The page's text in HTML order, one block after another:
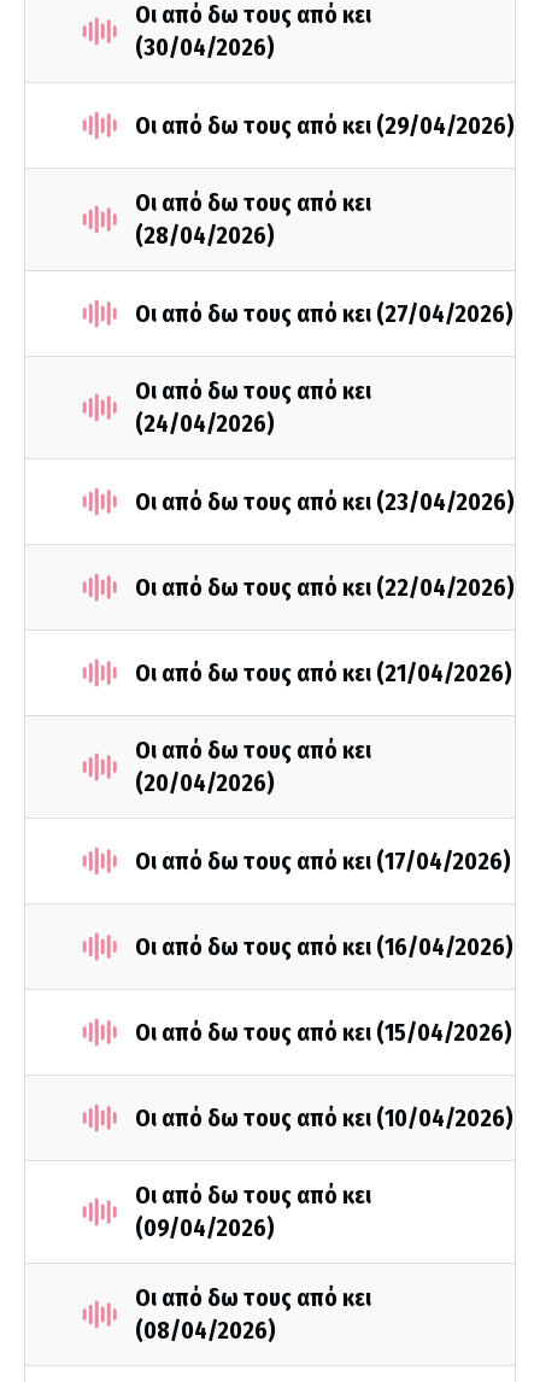
Οι από δω τους από κει
(30/04/2026)
Οι από δω τους από κει (29/04/2026)
Οι από δω τους από κει
(28/04/2026)
Οι από δω τους από κει (27/04/2026)
Οι από δω τους από κει
(24/04/2026)
Οι από δω τους από κει (23/04/2026)
Οι από δω τους από κει (22/04/2026)
Οι από δω τους από κει (21/04/2026)
Οι από δω τους από κει
(20/04/2026)
Οι από δω τους από κει (17/04/2026)
Οι από δω τους από κει (16/04/2026)
Οι από δω τους από κει (15/04/2026)
Οι από δω τους από κει (10/04/2026)
Οι από δω τους από κει
(09/04/2026)
Οι από δω τους από κει
(08/04/2026)